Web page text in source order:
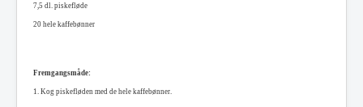
7,5 dl. piskefløde
20 hele kaffebønner
Fremgangsmåde:
1. Kog piskefløden med de hele kaffebønner.